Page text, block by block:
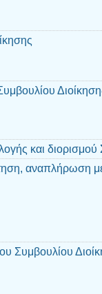
και
αναπλήρωση
Συμβουλίου